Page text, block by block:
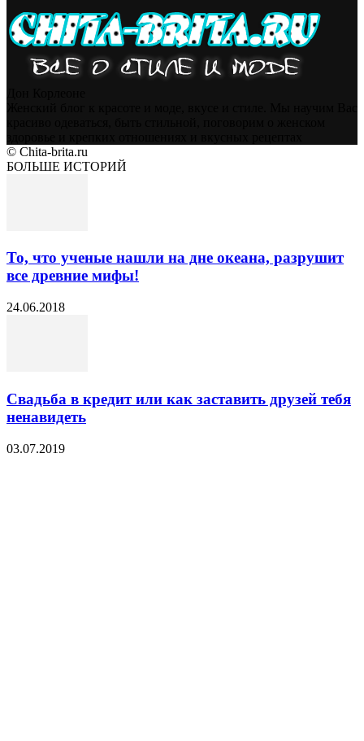
© Chita-brita.ru
БОЛЬШЕ ИСТОРИЙ
То, что ученые нашли на дне океана, разрушит
все древние мифы!
24.06.2018
Свадьба в кредит или как заставить друзей тебя
ненавидеть
03.07.2019